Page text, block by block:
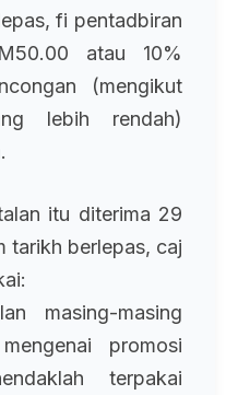
fi pentadbiran
atau 10%
(mengikut
lebih rendah)
itu diterima 29
tarikh berlepas, caj
masing-masing
promosi
terpakai